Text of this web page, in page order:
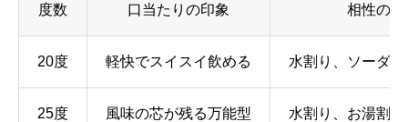
度数 口当たりの印象 相性の
20度 軽快でスイスイ飲める 水割り、ソーダ割
25度 風味の芯が残る万能型 水割り、お湯割